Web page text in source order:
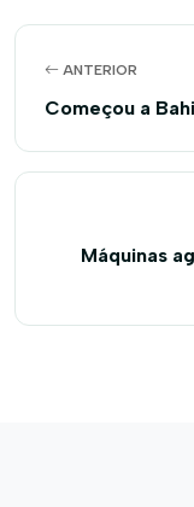
ANTERIOR
Começou a
Máquinas